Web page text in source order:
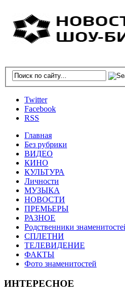
Twitter
Facebook
RSS
Главная
Без рубрики
ВИДЕО
КИНО
КУЛЬТУРА
Личности
МУЗЫКА
НОВОСТИ
ПРЕМЬЕРЫ
РАЗНОЕ
Родственники
СПЛЕТНИ
ТЕЛЕВИДЕНИЕ
ФАКТЫ
Фото знаменитостей
ИНТЕРЕСНОЕ